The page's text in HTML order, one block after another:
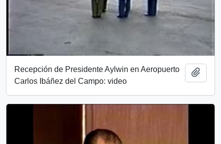
Recepción de Presidente Aylwin en Aeropuerto
Carlos Ibáñez del Campo: video